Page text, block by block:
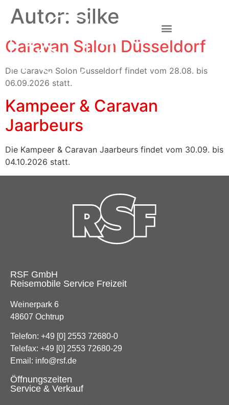
Autor: silke
Caravan Salon Düsseldorf
Die Caravan Solon Düsseldorf findet vom 28.08. bis
06.09.2026 statt.
Kampeer & Caravan
Jaarbeurs
Die Kampeer & Caravan Jaarbeurs findet vom 30.09. bis
04.10.2026 statt.
RSF GmbH
Reisemobile Service Freizeit
Weinerpark 6
48607 Ochtrup
Telefon: +49 [0] 2553 72680-0
Telefax: +49 [0] 2553 72680-29
Email: info@rsf.de
Öffnungszeiten
Service & Verkauf